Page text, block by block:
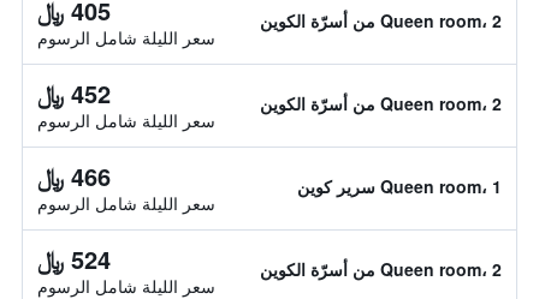
Queen room، 2 من أسرّة الكوين 405 ﷼
سعر الليلة شامل الرسوم
Queen room، 2 من أسرّة الكوين 452 ﷼
سعر الليلة شامل الرسوم
Queen room، 1 سرير كوين 466 ﷼
سعر الليلة شامل الرسوم
Queen room، 2 من أسرّة الكوين 524 ﷼
سعر الليلة شامل الرسوم